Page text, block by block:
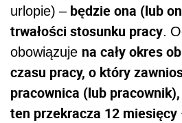
urlopie) –będzie ona (lub
trwałości stosunku pracy.
obowiązuje na cały okres
czasu pracy, o który
pracownica (lub
ten przekracza 12 miesięcy